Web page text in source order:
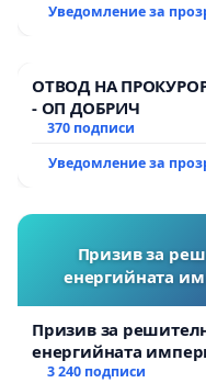
Уведомление за
ОТВОД НА
- ОП ДОБРИЧ
370 подписи
Уведомление за
Призив за
енергийната
Призив за
енергийната
3 240 подписи